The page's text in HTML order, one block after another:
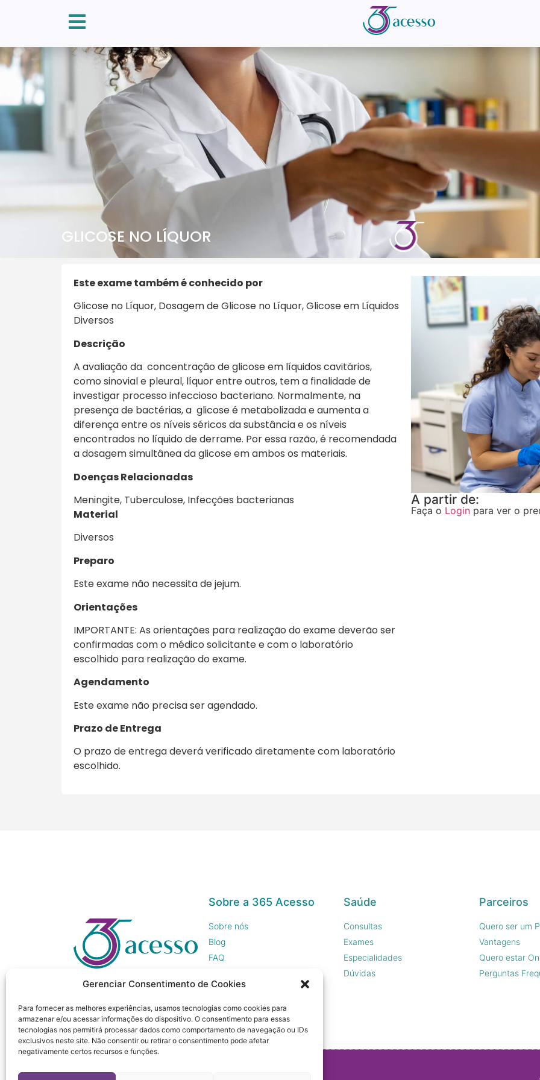
Gerenciar Consentimento de Cookies
Para fornecer as melhores experiências, usamos tecnologias como cookies para
armazenar e/ou acessar informações do dispositivo. O consentimento para essas
tecnologias nos permitirá processar dados como comportamento de navegação ou IDs
exclusivos neste site. Não consentir ou retirar o consentimento pode afetar
negativamente certos recursos e funções.
GLICOSE NO LÍQUOR
Este exame também é conhecido por
Glicose no Líquor, Dosagem de Glicose no Líquor, Glicose em Líquidos
Diversos
Descrição
A avaliação da concentração de glicose em líquidos cavitários,
como sinovial e pleural, líquor entre outros, tem a finalidade de
investigar processo infeccioso bacteriano. Normalmente, na
presença de bactérias, a glicose é metabolizada e aumenta a
diferença entre os níveis séricos da substância e os níveis
encontrados no líquido de derrame. Por essa razão, é recomendada
a dosagem simultânea da glicose em ambos os materiais.
Doenças Relacionadas
Meningite, Tuberculose, Infecções bacterianas
Material
Diversos
Preparo
Este exame não necessita de jejum.
Orientações
IMPORTANTE: As orientações para realização do exame deverão ser
confirmadas com o médico solicitante e com o laboratório
escolhido para realização do exame.
Agendamento
Este exame não precisa ser agendado.
Prazo de Entrega
O prazo de entrega deverá verificado diretamente com laboratório
escolhido.
A partir de:
Faça o Login para ver o
Sobre a 365 Acesso
Sobre nós
Blog
FAQ
Imprensa
Saúde
Consultas
Exames
Especialidades
Dúvidas
Parceiros
Quero ser um
Vantagens
Quero estar
Perguntas
© 365 Acesso, 2023 - Todos os direitos reservados.